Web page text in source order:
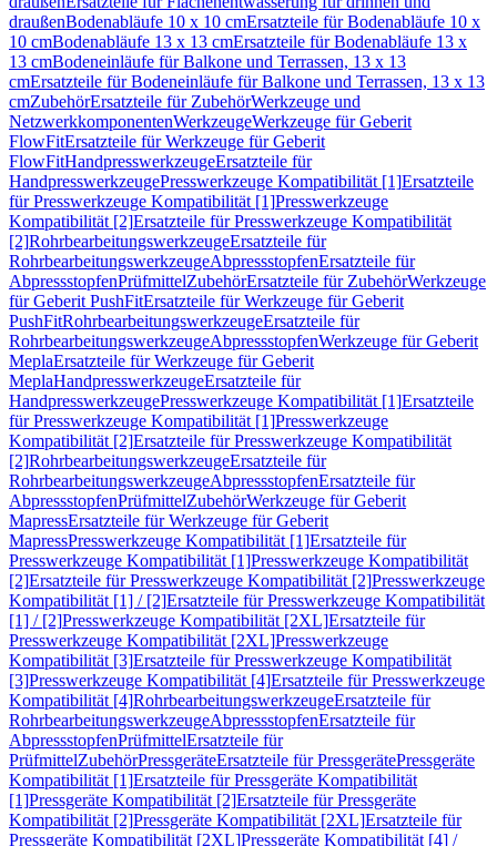
draußenBodenabläufe 10 x 10 cmErsatzteile für Bodenabläufe 10 x
10 cmBodenabläufe 13 x 13 cmErsatzteile für Bodenabläufe 13 x
13 cmBodeneinläufe für Balkone und Terrassen, 13 x 13
cmErsatzteile für Bodeneinläufe für Balkone und Terrassen, 13 x 13
cmZubehörErsatzteile für ZubehörWerkzeuge und
NetzwerkkomponentenWerkzeugeWerkzeuge für Geberit
FlowFitErsatzteile für Werkzeuge für Geberit
FlowFitHandpresswerkzeugeErsatzteile für
HandpresswerkzeugePresswerkzeuge Kompatibilität [1]Ersatzteile
für Presswerkzeuge Kompatibilität [1]Presswerkzeuge
Kompatibilität [2]Ersatzteile für Presswerkzeuge Kompatibilität
[2]RohrbearbeitungswerkzeugeErsatzteile für
RohrbearbeitungswerkzeugeAbpressstopfenErsatzteile für
AbpressstopfenPrüfmittelZubehörErsatzteile für ZubehörWerkzeuge
für Geberit PushFitErsatzteile für Werkzeuge für Geberit
PushFitRohrbearbeitungswerkzeugeErsatzteile für
RohrbearbeitungswerkzeugeAbpressstopfenWerkzeuge für Geberit
MeplaErsatzteile für Werkzeuge für Geberit
MeplaHandpresswerkzeugeErsatzteile für
HandpresswerkzeugePresswerkzeuge Kompatibilität [1]Ersatzteile
für Presswerkzeuge Kompatibilität [1]Presswerkzeuge
Kompatibilität [2]Ersatzteile für Presswerkzeuge Kompatibilität
[2]RohrbearbeitungswerkzeugeErsatzteile für
RohrbearbeitungswerkzeugeAbpressstopfenErsatzteile für
AbpressstopfenPrüfmittelZubehörWerkzeuge für Geberit
MapressErsatzteile für Werkzeuge für Geberit
MapressPresswerkzeuge Kompatibilität [1]Ersatzteile für
Presswerkzeuge Kompatibilität [1]Presswerkzeuge Kompatibilität
[2]Ersatzteile für Presswerkzeuge Kompatibilität [2]Presswerkzeuge
Kompatibilität [1] / [2]Ersatzteile für Presswerkzeuge Kompatibilität
[1] / [2]Presswerkzeuge Kompatibilität [2XL]Ersatzteile für
Presswerkzeuge Kompatibilität [2XL]Presswerkzeuge
Kompatibilität [3]Ersatzteile für Presswerkzeuge Kompatibilität
[3]Presswerkzeuge Kompatibilität [4]Ersatzteile für Presswerkzeuge
Kompatibilität [4]RohrbearbeitungswerkzeugeErsatzteile für
RohrbearbeitungswerkzeugeAbpressstopfenErsatzteile für
AbpressstopfenPrüfmittelErsatzteile für
PrüfmittelZubehörPressgeräteErsatzteile für PressgerätePressgeräte
Kompatibilität [1]Ersatzteile für Pressgeräte Kompatibilität
[1]Pressgeräte Kompatibilität [2]Ersatzteile für Pressgeräte
Kompatibilität [2]Pressgeräte Kompatibilität [2XL]Ersatzteile für
Pressgeräte Kompatibilität [2XL]Pressgeräte Kompatibilität [4] /